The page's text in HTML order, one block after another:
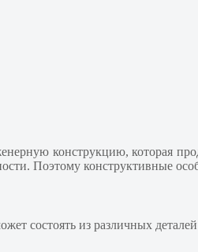
конструкцию, которая
Поэтому конструктивные
состоять из различных